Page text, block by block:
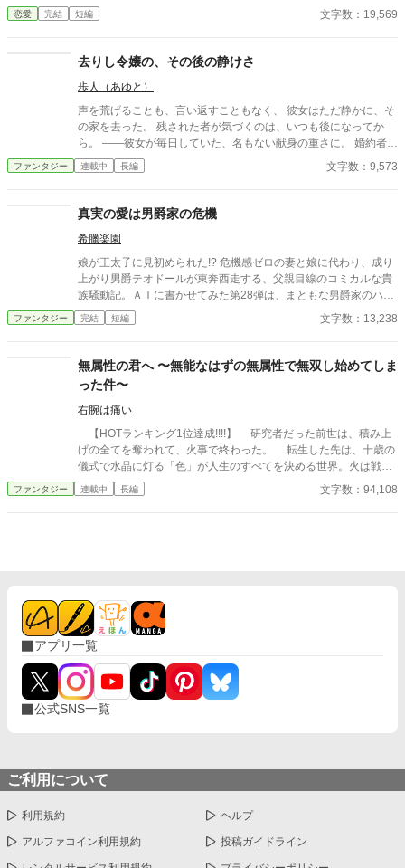
の愛」を見つけたという身勝手な理由で一方的に婚約破棄を突き
つけられる。 ベアトリスからは地味で退屈な女と公然と蔑ま
侯爵家の誇りを守るため不当な破棄を断固として拒否。たった一
人で反撃の証拠集めを開始する。 彼女が助力を求めたのは、社
交界から距離を置き、冷徹と噂される辺境伯アレクシス。彼は、
イザラの持つ鋼のような意志と冷静な知性を見抜き、彼女の非公
式な協力者となる。 しかし、そんな彼女を待っていたのは「辺
境伯と不貞を働いている」という、さらに悪質な濡れ衣だった―
恋愛 完結 短編 文字数：19,569
去りし令嬢の、その後の静けさ
歩人（あゆと）
声を荒げることも、言い返すこともなく、 彼女はただ静かに、そ
の家を去った。 残された者が気づくのは、いつも後になってか
ら。 ——彼女が毎日していた、名もない献身の重さに。 婚約者
の、夫の、家族の「当たり前」を支えていた手が消えたとき、 失
われたものの輪郭が、ようやく見えてくる。 ざまぁを声高に描か
じんわり効く、一話完結の短編集。 ※S01「捨てられ令嬢」のア
機微・余韻を最優先。
ファンタジー 連載中 長編 文字数：9,573
真実の愛は男爵家の危機
希臘楽園
娘が王太子に見初められた!? 危機感ゼロの妻と娘に代わり、成り
上がり男爵テオドールが東奔西走する、父親目線のコミカルな貴
族騒動記。ＡＩに書かせてみた第28弾は、まともな男爵家のハッ
ピーエンドストーリー！
ファンタジー 完結 短編 文字数：13,238
無属性の君へ 〜無能なはずの無属性で無双し始めてしま
った件〜
右腕は痛い
【HOTランキング1位達成!!!!】 研究者だった前世は、積み上
げの全てを奪われて、火事で終わった。 転生した先は、十歳の
儀式で水晶に灯る「色」が人生のすべてを決める世界。火は戦い
に、土は壁に、青は治しに——だが、彼の水晶だけが灯らなかっ
た。 無属性。俗称「いろなし」。職への道は閉ざされ、村の帳
板を見上げて、彼女は笑わずに言った。 「ないんじゃなくて、ま
だ見つかってないだけなんでしょ。……いいよ。あたしが最初に
見つけたげる」 欄のなかった少年と、その三年を最初に面白が
った冒険者。拾われた雑用格から始まり、村を出て、ギルド都市
へ、戦いの「境」へ——無属性の積み上げと発見の物語。 これ
は、「無い」と言われた色を、俺が見つけるまでの——そのぜん
ぶの記録だ。 ※今週、1日2話投稿を出来る限り全力で頑張りま
ファンタジー 連載中 長編 文字数：94,108
アプリ一覧
公式SNS一覧
ご利用について
利用規約 ヘルプ
アルファコイン利用規約 投稿ガイドライン